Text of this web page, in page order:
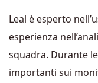
Leal è esperto
esperienza
squadra. Durante
importanti sui